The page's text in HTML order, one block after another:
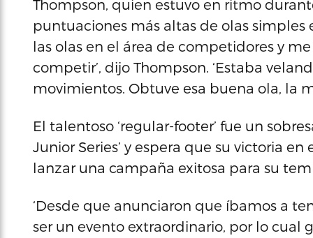
Thompson, quien estuvo en ritmo
puntuaciones más altas de olas simples
las olas en el área de competidores y
competir’, dijo Thompson. ‘Estaba
movimientos. Obtuve esa buena ola, la
El talentoso ‘regular-footer’ fue un
Junior Series’ y espera que su victoria
lanzar una campaña exitosa para su
‘Desde que anunciaron que íbamos a
ser un evento extraordinario, por lo cual